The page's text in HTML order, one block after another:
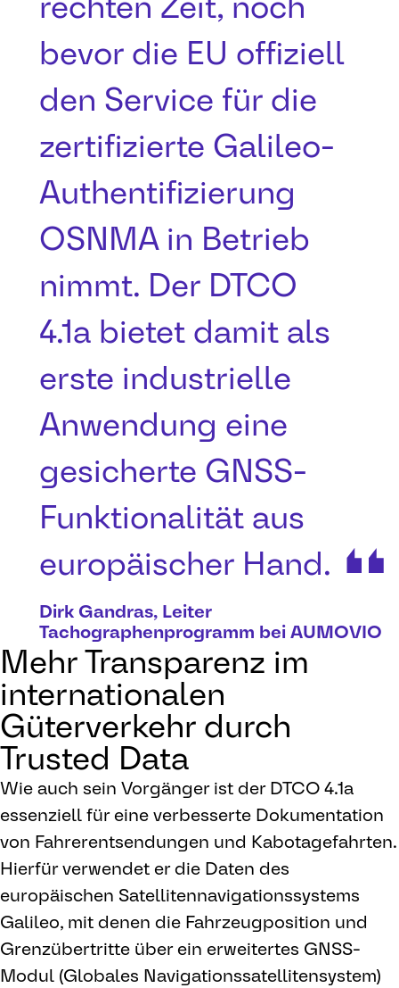
bevor die EU offiziell
den Service für die
zertifizierte Galileo-
Authentifizierung
OSNMA in Betrieb
nimmt. Der DTCO
4.1a bietet damit als
erste industrielle
Anwendung eine
gesicherte GNSS-
Funktionalität aus
europäischer Hand.
Dirk Gandras, Leiter
Tachographenprogramm bei AUMOVIO
Mehr Transparenz im
internationalen
Güterverkehr durch
Trusted Data
Wie auch sein Vorgänger ist der DTCO 4.1a
essenziell für eine verbesserte Dokumentation
von Fahrerentsendungen und Kabotagefahrten.
Hierfür verwendet er die Daten des
europäischen Satellitennavigationssystems
Galileo, mit denen die Fahrzeugposition und
Grenzübertritte über ein erweitertes GNSS-
Modul (Globales Navigationssatellitensystem)